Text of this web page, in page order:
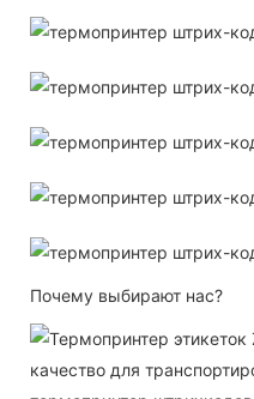
Почему выбирают нас?